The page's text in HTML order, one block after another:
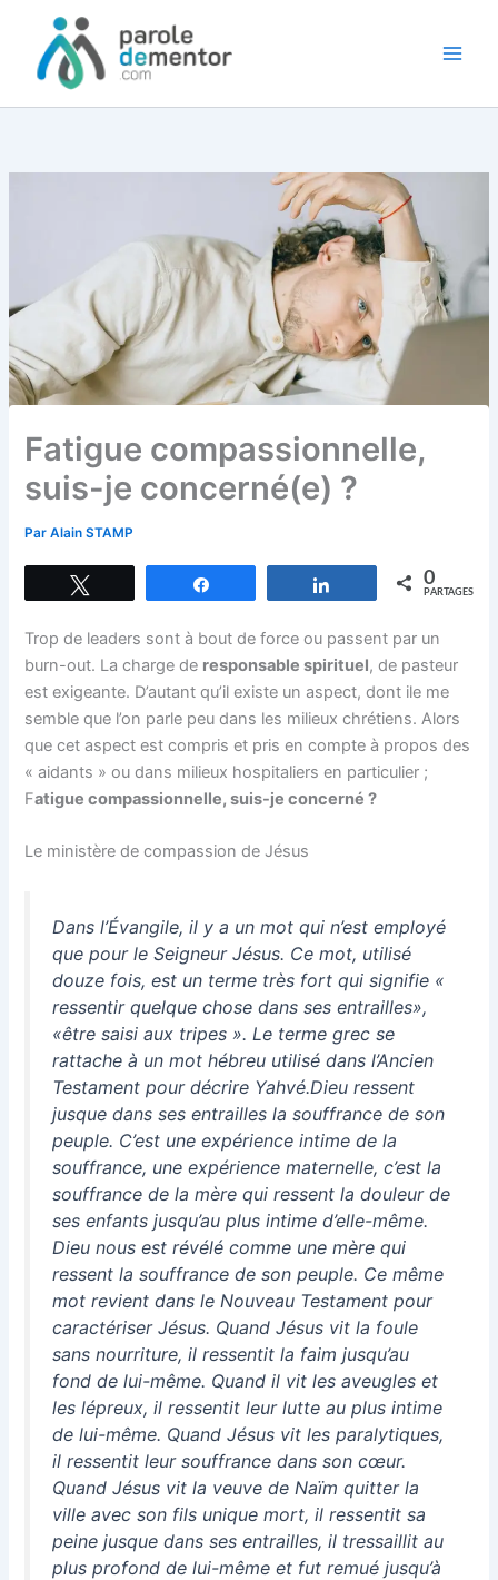
contenu
Fatigue compassionnelle,
suis-je concerné(e) ?
ParAlain STAMP
Partagez 0
PARTAGES
Trop de leaders sont à bout de force ou passent par un
burn-out. La charge de responsable spirituel, de pasteur
est exigeante. D’autant qu’il existe un aspect, dont ile me
semble que l’on parle peu dans les milieux chrétiens. Alors
que cet aspect est compris et pris en compte à propos des
« aidants » ou dans milieux hospitaliers en particulier ;
Fatigue compassionnelle, suis-je concerné ?
Le ministère de compassion de Jésus
Dans l’Évangile, il y a un mot qui n’est employé
que pour le Seigneur Jésus. Ce mot, utilisé
douze fois, est un terme très fort qui signifie «
ressentir quelque chose dans ses entrailles»,
«être saisi aux tripes ». Le terme grec se
rattache à un mot hébreu utilisé dans l’Ancien
Testament pour décrire Yahvé.Dieu ressent
jusque dans ses entrailles la souffrance de son
peuple. C’est une expérience intime de la
souffrance, une expérience maternelle, c’est la
souffrance de la mère qui ressent la douleur de
ses enfants jusqu’au plus intime d’elle-même.
Dieu nous est révélé comme une mère qui
ressent la souffrance de son peuple. Ce même
mot revient dans le Nouveau Testament pour
caractériser Jésus. Quand Jésus vit la foule
sans nourriture, il ressentit la faim jusqu’au
fond de lui-même. Quand il vit les aveugles et
les lépreux, il ressentit leur lutte au plus intime
de lui-même. Quand Jésus vit les paralytiques,
il ressentit leur souffrance dans son cœur.
Quand Jésus vit la veuve de Naïm quitter la
ville avec son fils unique mort, il ressentit sa
peine jusque dans ses entrailles, il tressaillit au
plus profond de lui-même et fut remué jusqu’à